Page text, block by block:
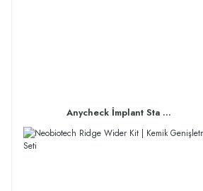
Anycheck İmplant Sta ...